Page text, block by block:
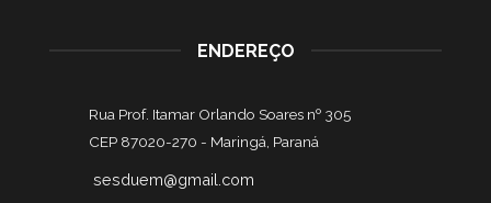
ENDEREÇO
Rua Prof. Itamar Orlando Soares nº 305
CEP 87020-270 - Maringá, Paraná
sesduem@gmail.com